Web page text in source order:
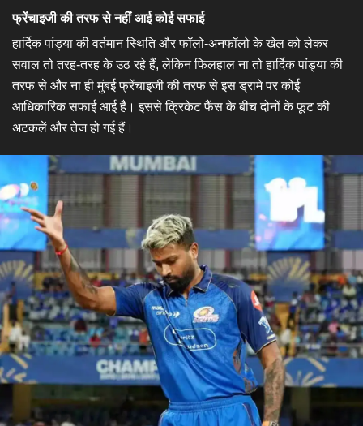
फ्रेंचाइजी की तरफ से नहीं आई कोई सफाई
हार्दिक पांड्या की वर्तमान स्थिति और फॉलो-अनफॉलो के खेल को लेकर
सवाल तो तरह-तरह के उठ रहे हैं, लेकिन फिलहाल ना तो हार्दिक पांड्या की
तरफ से और ना ही मुंबई फ्रेंचाइजी की तरफ से इस ड्रामे पर कोई
आधिकारिक सफाई आई है। इससे क्रिकेट फैंस के बीच दोनों के फूट की
अटकलें और तेज हो गई हैं।